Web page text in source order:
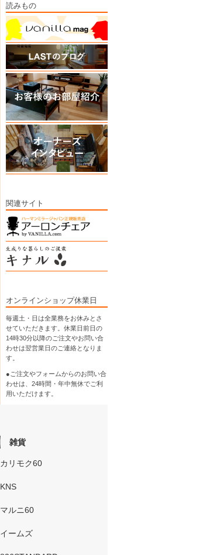
読みもの
関連サイト
オンラインショップ休業日
毎週土・日は全業務をお休みとさ
せていただきます。休業日前日の
14時30分以降のご注文やお問い合
わせは翌営業日のご連絡となりま
す。
●ご注文やフォームからのお問い合
わせは、 24時間・年中無休でご利
用いただけます。
雑貨
カリモク60
KNS
マルニ60
イームズ